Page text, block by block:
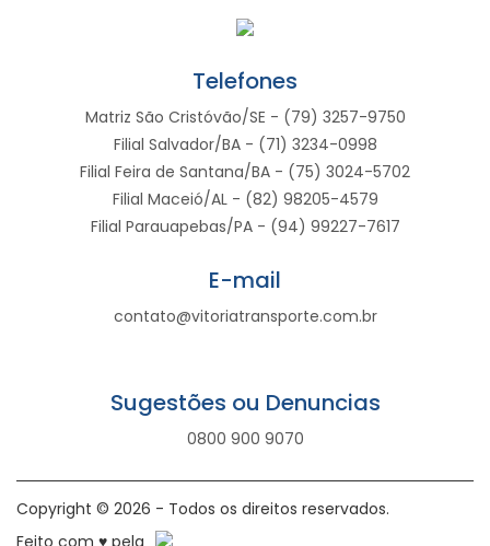
Telefones
Matriz São Cristóvão/SE - (79) 3257-9750
Filial Salvador/BA - (71) 3234-0998
Filial Feira de Santana/BA - (75) 3024-5702
Filial Maceió/AL - (82) 98205-4579
Filial Parauapebas/PA - (94) 99227-7617
E-mail
contato@vitoriatransporte.com.br
Sugestões ou Denuncias
0800 900 9070
Copyright © 2026 - Todos os direitos reservados.
Feito com ♥ pela